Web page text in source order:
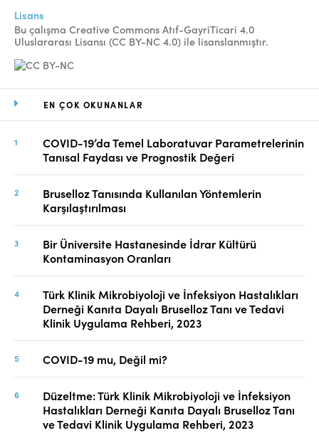
EN ÇOK OKUNANLAR
COVID-19’da Temel Laboratuvar Parametrelerinin
Tanısal Faydası ve Prognostik Değeri
Bruselloz Tanısında Kullanılan Yöntemlerin
Karşılaştırılması
Bir Üniversite Hastanesinde İdrar Kültürü
Kontaminasyon Oranları
Türk Klinik Mikrobiyoloji ve İnfeksiyon Hastalıkları
Derneği Kanıta Dayalı Bruselloz Tanı ve Tedavi
Klinik Uygulama Rehberi, 2023
COVID-19 mu, Değil mi?
Düzeltme: Türk Klinik Mikrobiyoloji ve İnfeksiyon
Hastalıkları Derneği Kanıta Dayalı Bruselloz Tanı
ve Tedavi Klinik Uygulama Rehberi, 2023
Lisans
Bu çalışma Creative Commons Atıf-GayriTicari 4.0
Uluslararası Lisansı (CC BY-NC 4.0) ile lisanslanmıştır.